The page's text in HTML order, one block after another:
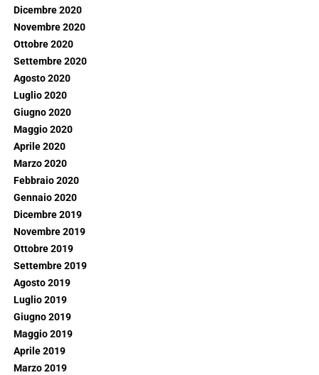
Dicembre 2020
Novembre 2020
Ottobre 2020
Settembre 2020
Agosto 2020
Luglio 2020
Giugno 2020
Maggio 2020
Aprile 2020
Marzo 2020
Febbraio 2020
Gennaio 2020
Dicembre 2019
Novembre 2019
Ottobre 2019
Settembre 2019
Agosto 2019
Luglio 2019
Giugno 2019
Maggio 2019
Aprile 2019
Marzo 2019